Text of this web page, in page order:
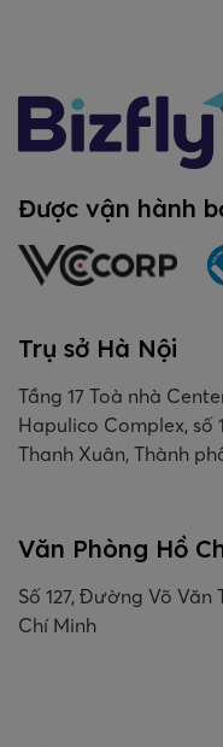
Được vận hành
Trụ sở Hà Nội
Tầng 17 Toà nhà
Hapulico Complex, số
Thanh Xuân, Thành
Văn Phòng Hồ
Số 127, Đường Võ Văn
Chí Minh